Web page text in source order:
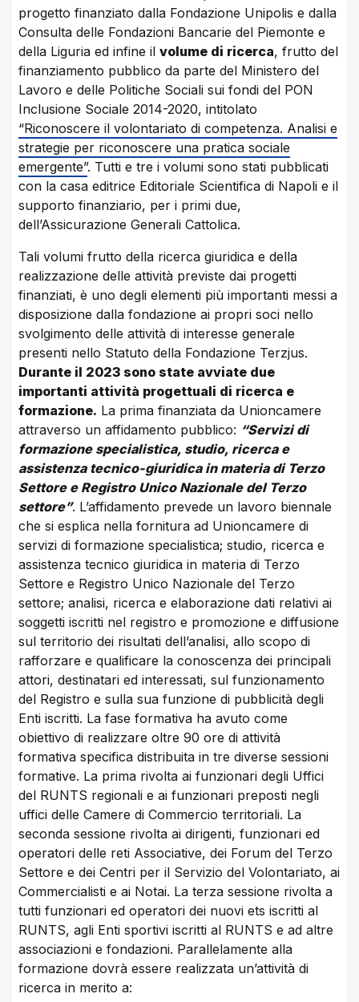
progetto finanziato dalla Fondazione Unipolis e dalla
Consulta delle Fondazioni Bancarie del Piemonte e
della Liguria ed infine il volume di ricerca, frutto del
finanziamento pubblico da parte del Ministero del
Lavoro e delle Politiche Sociali sui fondi del PON
Inclusione Sociale 2014-2020, intitolato
“Riconoscere il volontariato di competenza. Analisi e
strategie per riconoscere una pratica sociale
emergente”. Tutti e tre i volumi sono stati pubblicati
con la casa editrice Editoriale Scientifica di Napoli e il
supporto finanziario, per i primi due,
dell’Assicurazione Generali Cattolica.
Tali volumi frutto della ricerca giuridica e della
realizzazione delle attività previste dai progetti
finanziati, è uno degli elementi più importanti messi a
disposizione dalla fondazione ai propri soci nello
svolgimento delle attività di interesse generale
presenti nello Statuto della Fondazione Terzjus.
Durante il 2023 sono state avviate due
importanti attività progettuali di ricerca e
formazione. La prima finanziata da Unioncamere
attraverso un affidamento pubblico: “Servizi di
formazione specialistica, studio, ricerca e
assistenza tecnico-giuridica in materia di Terzo
Settore e Registro Unico Nazionale del Terzo
settore”. L’affidamento prevede un lavoro biennale
che si esplica nella fornitura ad Unioncamere di
servizi di formazione specialistica; studio, ricerca e
assistenza tecnico giuridica in materia di Terzo
Settore e Registro Unico Nazionale del Terzo
settore; analisi, ricerca e elaborazione dati relativi ai
soggetti iscritti nel registro e promozione e diffusione
sul territorio dei risultati dell’analisi, allo scopo di
rafforzare e qualificare la conoscenza dei principali
attori, destinatari ed interessati, sul funzionamento
del Registro e sulla sua funzione di pubblicità degli
Enti iscritti. La fase formativa ha avuto come
obiettivo di realizzare oltre 90 ore di attività
formativa specifica distribuita in tre diverse sessioni
formative. La prima rivolta ai funzionari degli Uffici
del RUNTS regionali e ai funzionari preposti negli
uffici delle Camere di Commercio territoriali. La
seconda sessione rivolta ai dirigenti, funzionari ed
operatori delle reti Associative, dei Forum del Terzo
Settore e dei Centri per il Servizio del Volontariato, ai
Commercialisti e ai Notai. La terza sessione rivolta a
tutti funzionari ed operatori dei nuovi ets iscritti al
RUNTS, agli Enti sportivi iscritti al RUNTS e ad altre
associazioni e fondazioni. Parallelamente alla
formazione dovrà essere realizzata un’attività di
ricerca in merito a: